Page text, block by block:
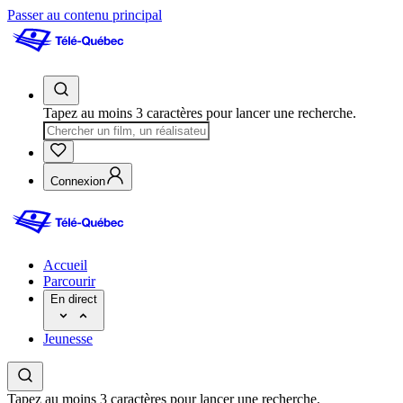
Passer au contenu principal
Tapez au moins 3 caractères pour lancer une recherche.
Connexion
Accueil
Parcourir
En direct
Jeunesse
Tapez au moins 3 caractères pour lancer une recherche.